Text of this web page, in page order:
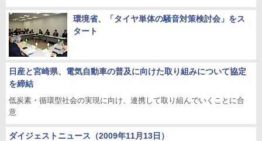
環境省、「タイヤ単体の騒音対策検討会」をス
タート
日産と宮崎県、電気自動車の普及に向けた取り組みについて協定
を締結
低炭素・循環型社会の実現に向け、連携して取り組んでいくことに合
意
ダイジェストニュース（2009年11月13日）